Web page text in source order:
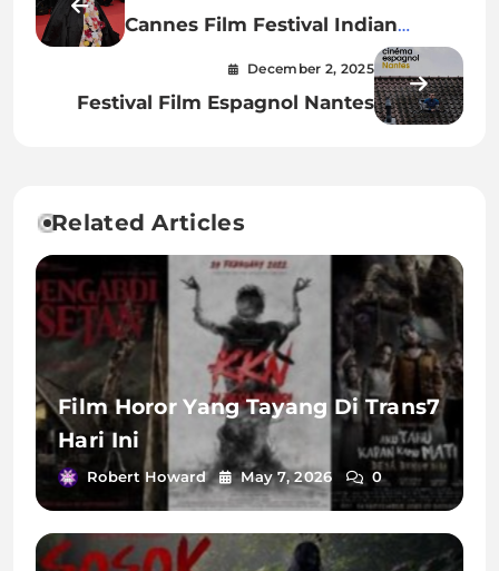
Cannes Film Festival Indian
December 2, 2025
Festival Film Espagnol Nantes
Related Articles
Film Horor Yang Tayang Di Trans7
Hari Ini
Robert Howard May 7, 2026 0